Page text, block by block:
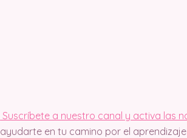
Suscríbete a nuestro canal y activa las
ayudarte en tu camino por el